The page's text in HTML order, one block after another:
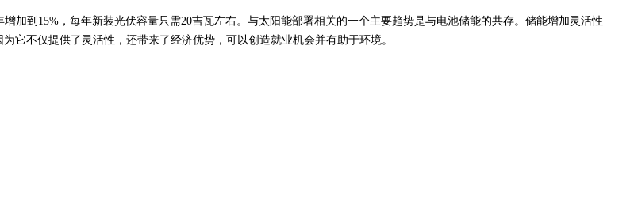
到15%，每年新装光伏容量只需20吉瓦左右。与太阳能部署相关的一个主要趋势是与电池储能的共存。储能增加灵活性
它不仅提供了灵活性，还带来了经济优势，可以创造就业机会并有助于环境。